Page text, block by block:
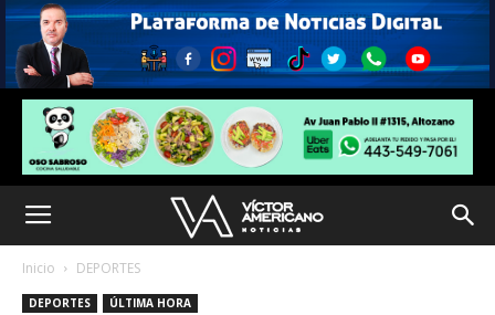
Inicio DEPORTES
DEPORTES ÚLTIMA HORA